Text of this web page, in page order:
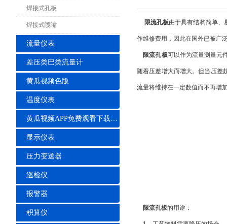
焊接式孔板
焊接式喷嘴
流量仪表
差压类巴类流量计
黄瓜视频色版
温度仪表
黄瓜视频APP免费观看下载安装
显示仪表
压力变送器
巡检仪
报警器
积算仪
限流孔板由于具有结构简单、
作维修费用，因此在国外已被广
限流孔板可以作为流量测量元
随着压差增大而增大。但当压差
流量将维持在一定数值而不再增
限流孔板的用途：